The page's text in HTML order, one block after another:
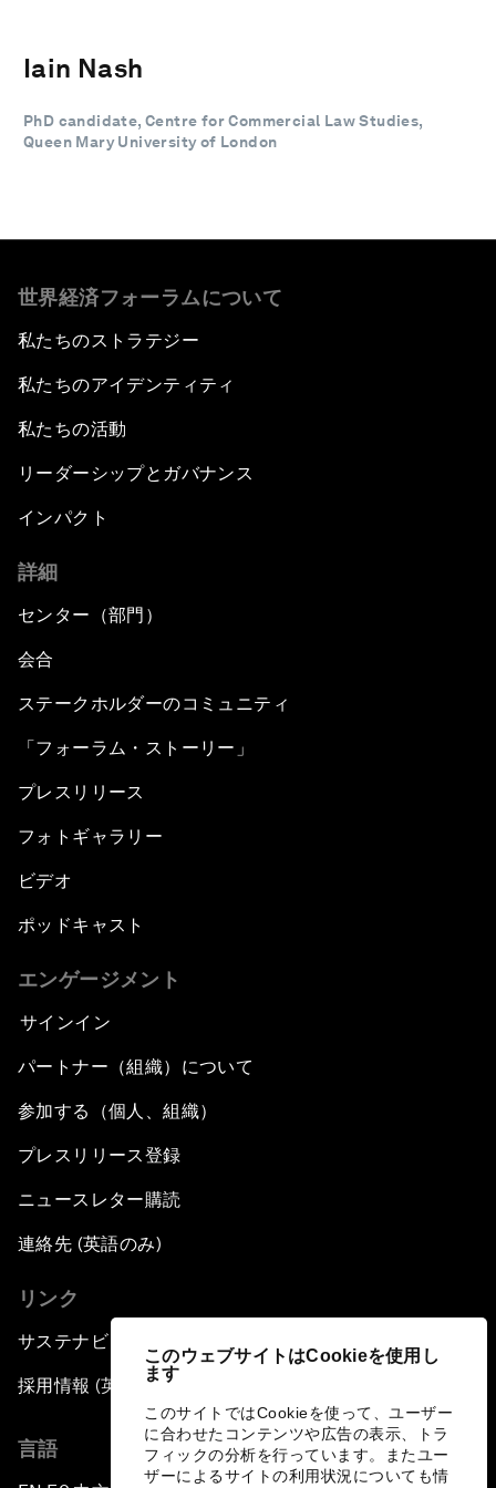
このウェブサイトはCookieを使用し
ます
このサイトではCookieを使って、ユーザー
に合わせたコンテンツや広告の表示、トラ
フィックの分析を行っています。またユー
ザーによるサイトの利用状況についても情
Iain Nash
PhD candidate, Centre for Commercial Law Studies,
Queen Mary University of London
世界経済フォーラムについて
私たちのストラテジー
私たちのアイデンティティ
私たちの活動
リーダーシップとガバナンス
インパクト
詳細
センター（部門）
会合
ステークホルダーのコミュニティ
「フォーラム・ストーリー」
プレスリリース
フォトギャラリー
ビデオ
ポッドキャスト
エンゲージメント
サインイン
パートナー（組織）について
参加する（個人、組織）
プレスリリース登録
ニュースレター購読
連絡先 (英語のみ)
リンク
サステナビリティへの取り組み
採用情報 (英語のみ)
言語